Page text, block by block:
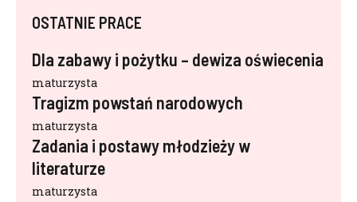
OSTATNIE PRACE
Dla zabawy i pożytku – dewiza oświecenia
maturzysta
Tragizm powstań narodowych
maturzysta
Zadania i postawy młodzieży w
literaturze
maturzysta